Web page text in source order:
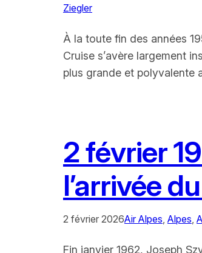
Ziegler
À la toute fin des années
Cruise s’avère largement
plus grande et polyvalente
2 février
l’arrivée
2 février 2026Air Alpes, Alpes,
Fin janvier 1962, Joseph